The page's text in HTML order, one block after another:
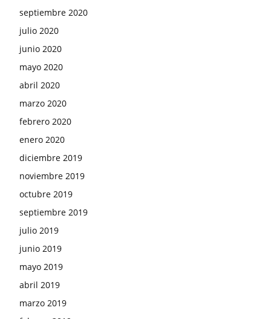
septiembre 2020
julio 2020
junio 2020
mayo 2020
abril 2020
marzo 2020
febrero 2020
enero 2020
diciembre 2019
noviembre 2019
octubre 2019
septiembre 2019
julio 2019
junio 2019
mayo 2019
abril 2019
marzo 2019